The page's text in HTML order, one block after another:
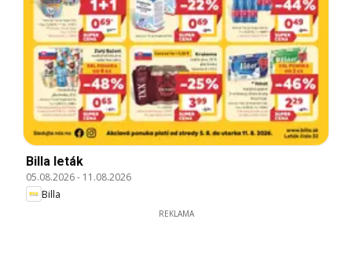
Billa leták
05.08.2026- 11.08.2026
Billa
REKLAMA